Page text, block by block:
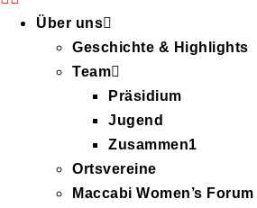
Über uns
Geschichte & Highlights
Team
Präsidium
Jugend
Zusammen1
Ortsvereine
Maccabi Women’s Forum